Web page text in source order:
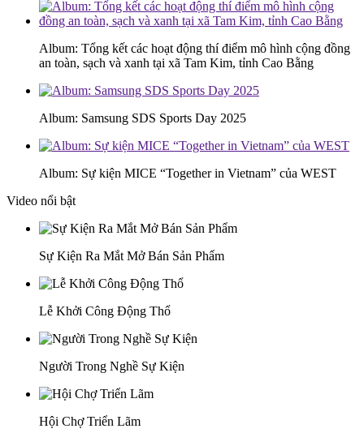
Album: Tổng kết các hoạt động thí điểm mô hình cộng đồng
an toàn, sạch và xanh tại xã Tam Kim, tỉnh Cao Bằng
Album: Samsung SDS Sports Day 2025
Album: Sự kiện MICE “Together in Vietnam” của WEST
Video nổi bật
Sự Kiện Ra Mắt Mở Bán Sản Phẩm
Lễ Khởi Công Động Thổ
Người Trong Nghề Sự Kiện
Hội Chợ Triển Lãm